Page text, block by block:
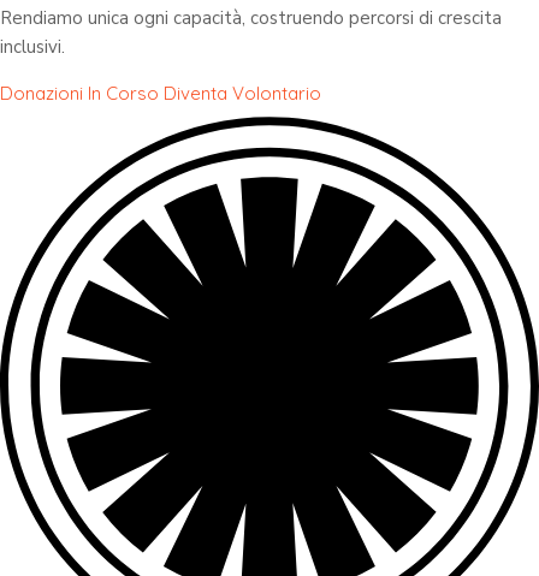
Rendiamo unica ogni capacità, costruendo percorsi di crescita
inclusivi.
Donazioni In Corso Diventa Volontario